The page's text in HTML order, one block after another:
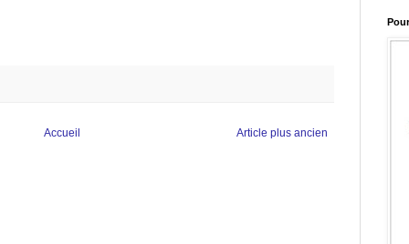
Article plus ancien
Accueil